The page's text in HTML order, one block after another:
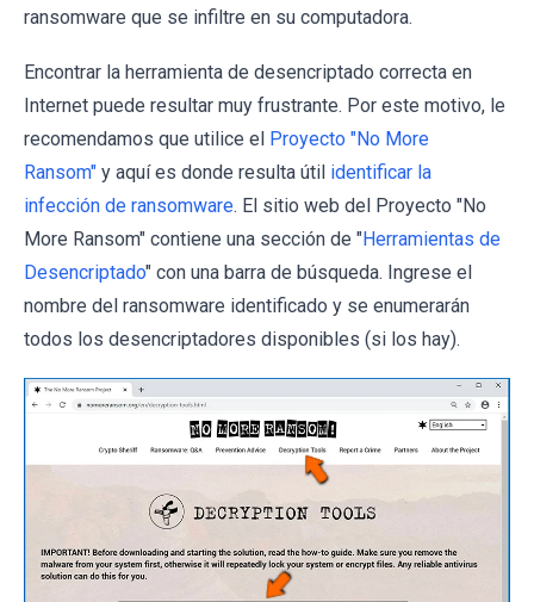
ransomware que se infiltre en su computadora.
Encontrar la herramienta de desencriptado correcta en
Internet puede resultar muy frustrante. Por este motivo, le
recomendamos que utilice el Proyecto "No More
Ransom" y aquí es donde resulta útil identificar la
infección de ransomware. El sitio web del Proyecto "No
More Ransom" contiene una sección de "Herramientas de
Desencriptado" con una barra de búsqueda. Ingrese el
nombre del ransomware identificado y se enumerarán
todos los desencriptadores disponibles (si los hay).